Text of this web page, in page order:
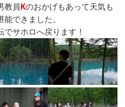
教員Kのおかげもあって天気も
能できました。
サホロへ戻ります！